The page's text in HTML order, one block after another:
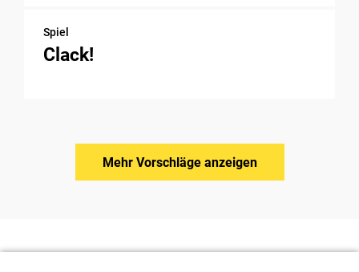
Spiel
Clack!
Mehr Vorschläge anzeigen